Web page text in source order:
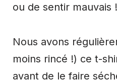
ou de sentir mauvais !
Nous avons
moins rincé !) ce t-
avant de le faire